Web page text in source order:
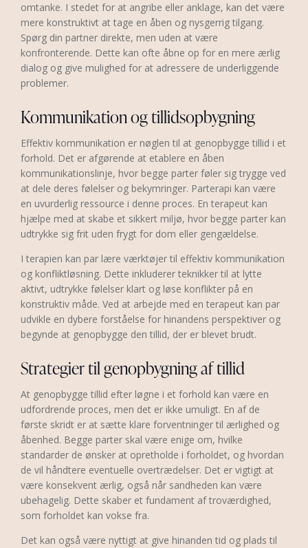
omtanke. I stedet for at angribe eller anklage, kan det være
mere konstruktivt at tage en åben og nysgerrig tilgang.
Spørg din partner direkte, men uden at være
konfronterende. Dette kan ofte åbne op for en mere ærlig
dialog og give mulighed for at adressere de underliggende
problemer.
Kommunikation og tillidsopbygning
Effektiv kommunikation er nøglen til at genopbygge tillid i et
forhold. Det er afgørende at etablere en åben
kommunikationslinje, hvor begge parter føler sig trygge ved
at dele deres følelser og bekymringer. Parterapi kan være
en uvurderlig ressource i denne proces. En terapeut kan
hjælpe med at skabe et sikkert miljø, hvor begge parter kan
udtrykke sig frit uden frygt for dom eller gengældelse.
I terapien kan par lære værktøjer til effektiv kommunikation
og konfliktløsning. Dette inkluderer teknikker til at lytte
aktivt, udtrykke følelser klart og løse konflikter på en
konstruktiv måde. Ved at arbejde med en terapeut kan par
udvikle en dybere forståelse for hinandens perspektiver og
begynde at genopbygge den tillid, der er blevet brudt.
Strategier til genopbygning af tillid
At genopbygge tillid efter løgne i et forhold kan være en
udfordrende proces, men det er ikke umuligt. En af de
første skridt er at sætte klare forventninger til ærlighed og
åbenhed. Begge parter skal være enige om, hvilke
standarder de ønsker at opretholde i forholdet, og hvordan
de vil håndtere eventuelle overtrædelser. Det er vigtigt at
være konsekvent ærlig, også når sandheden kan være
ubehagelig. Dette skaber et fundament af troværdighed,
som forholdet kan vokse fra.
Det kan også være nyttigt at give hinanden tid og plads til